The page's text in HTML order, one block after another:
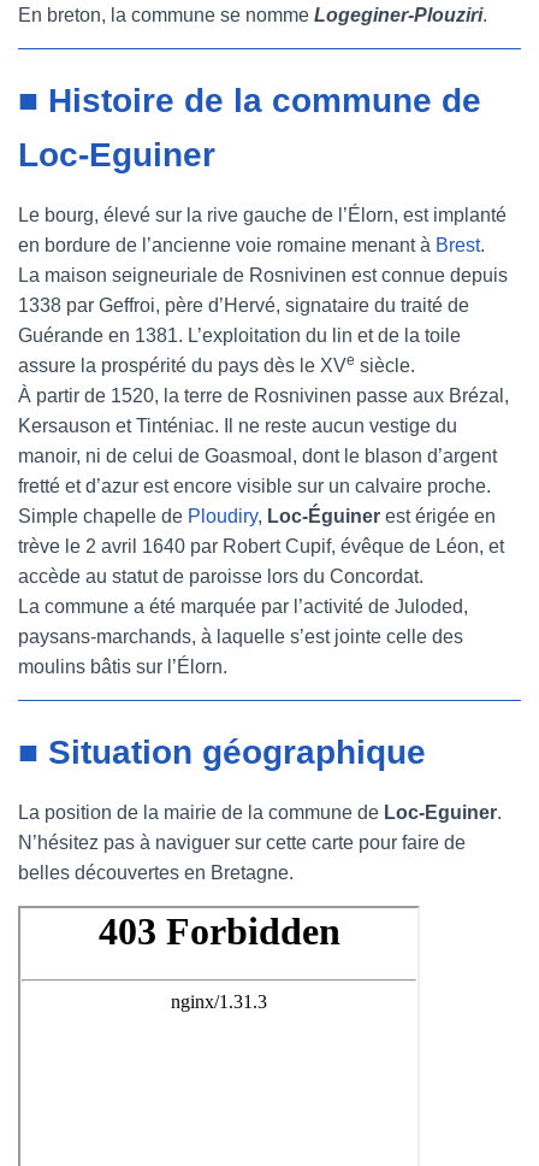
En breton, la commune se nomme Logeginer-Plouziri.
■ Histoire de la commune de
Loc-Eguiner
Le bourg, élevé sur la rive gauche de l’Élorn, est implanté
en bordure de l’ancienne voie romaine menant à Brest.
La maison seigneuriale de Rosnivinen est connue depuis
1338 par Geffroi, père d’Hervé, signataire du traité de
Guérande en 1381. L’exploitation du lin et de la toile
assure la prospérité du pays dès le XVe siècle.
À partir de 1520, la terre de Rosnivinen passe aux Brézal,
Kersauson et Tinténiac. Il ne reste aucun vestige du
manoir, ni de celui de Goasmoal, dont le blason d’argent
fretté et d’azur est encore visible sur un calvaire proche.
Simple chapelle de Ploudiry, Loc-Éguiner est érigée en
trève le 2 avril 1640 par Robert Cupif, évêque de Léon, et
accède au statut de paroisse lors du Concordat.
La commune a été marquée par l’activité de Juloded,
paysans-marchands, à laquelle s’est jointe celle des
moulins bâtis sur l’Élorn.
■ Situation géographique
La position de la mairie de la commune de Loc-Eguiner.
N’hésitez pas à naviguer sur cette carte pour faire de
belles découvertes en Bretagne.